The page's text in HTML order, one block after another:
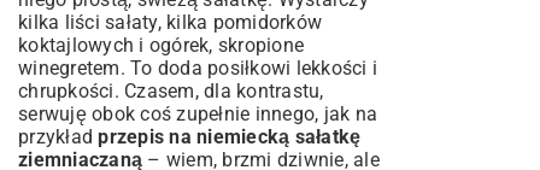
kilka liści sałaty, kilka pomidorków
koktajlowych i ogórek, skropione
winegretem. To doda posiłkowi lekkości i
chrupkości. Czasem, dla kontrastu,
serwuję obok coś zupełnie innego, jak na
przykładprzepis na niemiecką sałatkę
ziemniaczaną – wiem, brzmi dziwnie, ale